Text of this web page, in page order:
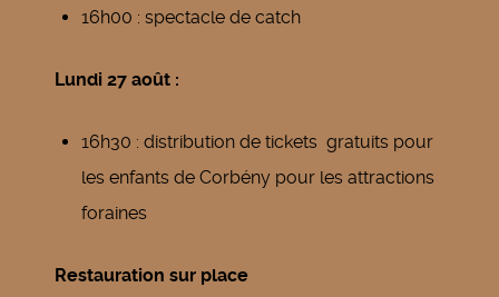
16h00 : spectacle de catch
Lundi 27 août :
16h30 : distribution de tickets gratuits pour
les enfants de Corbény pour les attractions
foraines
Restauration sur place